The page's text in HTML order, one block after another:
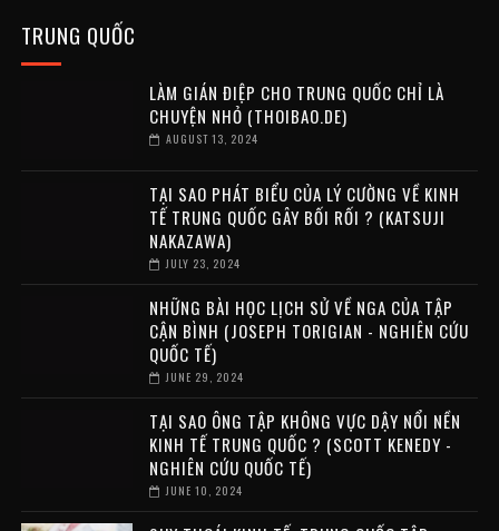
TRUNG QUỐC
LÀM GIÁN ĐIỆP CHO TRUNG QUỐC CHỈ LÀ
CHUYỆN NHỎ (THOIBAO.DE)
AUGUST 13, 2024
TẠI SAO PHÁT BIỂU CỦA LÝ CƯỜNG VỀ KINH
TẾ TRUNG QUỐC GÂY BỐI RỐI ? (KATSUJI
NAKAZAWA)
JULY 23, 2024
NHỮNG BÀI HỌC LỊCH SỬ VỀ NGA CỦA TẬP
CẬN BÌNH (JOSEPH TORIGIAN - NGHIÊN CỨU
QUỐC TẾ)
JUNE 29, 2024
TẠI SAO ÔNG TẬP KHÔNG VỰC DẬY NỔI NỀN
KINH TẾ TRUNG QUỐC ? (SCOTT KENEDY -
NGHIÊN CỨU QUỐC TẾ)
JUNE 10, 2024